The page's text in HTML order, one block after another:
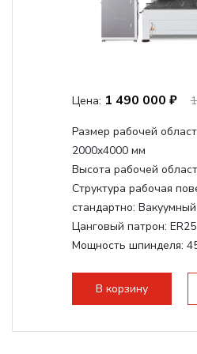
Цена: 1 490 000 ₽
Размер рабочей
2000x4000 мм
Высота рабочей
Структура рабочая
стандартно:
Цанговый патрон: ER25
Мощность шпинделя:
Мощность инвертора:
В корзину